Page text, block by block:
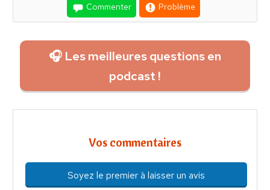
Commenter Problème
🎧 Les meilleures questions en
podcast !
Vos commentaires
Soyez le premier à laisser un avis